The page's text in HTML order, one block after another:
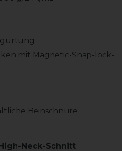
mit Magnetic-Snap-lock-
Beinschnüre
Neck-Schnitt